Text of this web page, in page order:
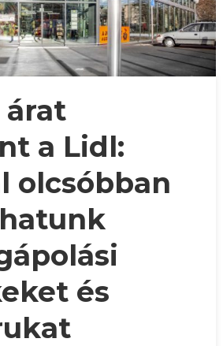
a Lidl:
olcsóbban
és